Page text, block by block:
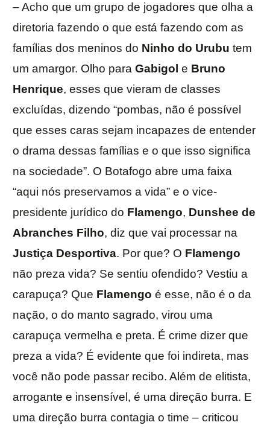
– Acho que um grupo de jogadores que olha a
diretoria fazendo o que está fazendo com as
famílias dos meninos do Ninho do Urubu tem
um amargor. Olho para Gabigol e Bruno
Henrique, esses que vieram de classes
excluídas, dizendo “pombas, não é possível
que esses caras sejam incapazes de entender
o drama dessas famílias e o que isso significa
na sociedade”. O Botafogo abre uma faixa
“aqui nós preservamos a vida” e o vice-
presidente jurídico do Flamengo, Dunshee de
Abranches Filho, diz que vai processar na
Justiça Desportiva. Por que? O Flamengo
não preza vida? Se sentiu ofendido? Vestiu a
carapuça? Que Flamengo é esse, não é o da
nação, o do manto sagrado, virou uma
carapuça vermelha e preta. É crime dizer que
preza a vida? É evidente que foi indireta, mas
você não pode passar recibo. Além de elitista,
arrogante e insensível, é uma direção burra. E
uma direção burra contagia o time – criticou